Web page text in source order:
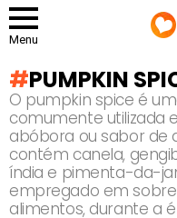
Menu
PUMPKIN
O pumpkin spice é
comumente utilizada
abóbora ou sabor de
contém canela,
índia e pimenta-da-
empregado em
alimentos, durante a